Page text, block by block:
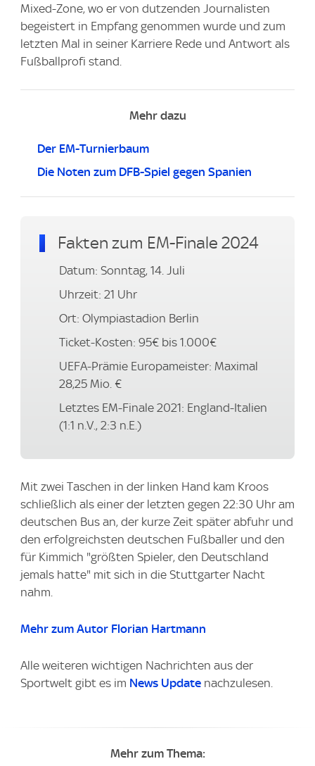
Mixed-Zone, wo er von dutzenden Journalisten
begeistert in Empfang genommen wurde und zum
letzten Mal in seiner Karriere Rede und Antwort als
Fußballprofi stand.
Mehr dazu
Der EM-Turnierbaum
Die Noten zum DFB-Spiel gegen Spanien
Fakten zum EM-Finale 2024
Datum: Sonntag, 14. Juli
Uhrzeit: 21 Uhr
Ort: Olympiastadion Berlin
Ticket-Kosten: 95€ bis 1.000€
UEFA-Prämie Europameister: Maximal
28,25 Mio. €
Letztes EM-Finale 2021: England-Italien
(1:1 n.V., 2:3 n.E.)
Mit zwei Taschen in der linken Hand kam Kroos
schließlich als einer der letzten gegen 22:30 Uhr am
deutschen Bus an, der kurze Zeit später abfuhr und
den erfolgreichsten deutschen Fußballer und den
für Kimmich "größten Spieler, den Deutschland
jemals hatte" mit sich in die Stuttgarter Nacht
nahm.
Mehr zum Autor Florian Hartmann
Alle weiteren wichtigen Nachrichten aus der
Sportwelt gibt es im News Update nachzulesen.
Mehr zum Thema: